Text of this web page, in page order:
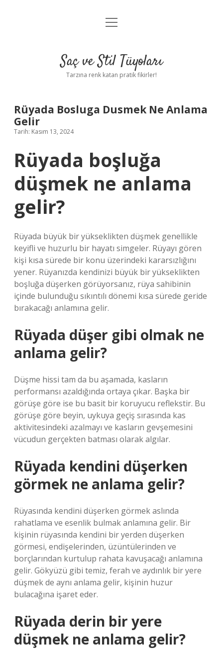
Anasayfa
Yasal Uyarı
menüyü
Saç ve Stil Tüyoları
Tarzına renk katan pratik fikirler!
Rüyada Bosluga Dusmek Ne Anlama
Gelir
Tarih: Kasım 13, 2024
Rüyada boşluğa
düşmek ne anlama
gelir?
Rüyada büyük bir yükseklikten düşmek genellikle
keyifli ve huzurlu bir hayatı simgeler. Rüyayı gören
kişi kısa sürede bir konu üzerindeki kararsızlığını
yener. Rüyanızda kendinizi büyük bir yükseklikten
boşluğa düşerken görüyorsanız, rüya sahibinin
içinde bulunduğu sıkıntılı dönemi kısa sürede geride
bırakacağı anlamına gelir.
Rüyada düşer gibi olmak ne
anlama gelir?
Düşme hissi tam da bu aşamada, kasların
performansı azaldığında ortaya çıkar. Başka bir
görüşe göre ise bu basit bir koruyucu reflekstir. Bu
görüşe göre beyin, uykuya geçiş sırasında kas
aktivitesindeki azalmayı ve kasların gevşemesini
vücudun gerçekten batması olarak algılar.
Rüyada kendini düşerken
görmek ne anlama gelir?
Rüyasında kendini düşerken görmek aslında
rahatlama ve esenlik bulmak anlamına gelir. Bir
kişinin rüyasında kendini bir yerden düşerken
görmesi, endişelerinden, üzüntülerinden ve
borçlarından kurtulup rahata kavuşacağı anlamına
gelir. Gökyüzü gibi temiz, ferah ve aydınlık bir yere
düşmek de aynı anlama gelir, kişinin huzur
bulacağına işaret eder.
Rüyada derin bir yere
düşmek ne anlama gelir?